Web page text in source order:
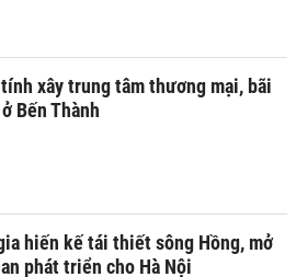
xây trung tâm thương mại, bãi
Bến Thành
hiến kế tái thiết sông Hồng, mở
phát triển cho Hà Nội